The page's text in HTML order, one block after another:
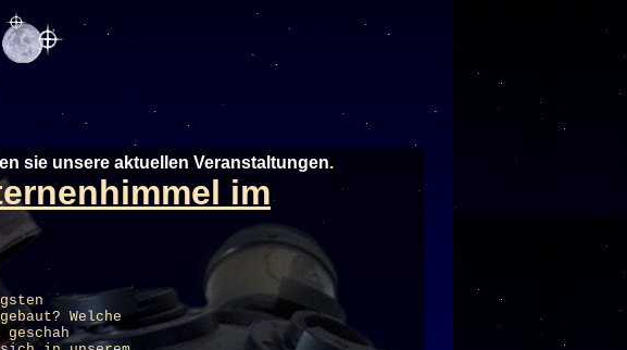
sie unsere aktuellen Veranstaltungen.
im
Welche